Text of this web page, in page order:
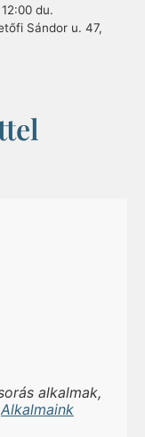
12:00 du.
Sándor u. 47,
alkalmak,
Alkalmaink